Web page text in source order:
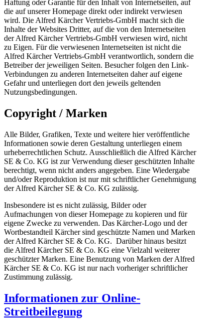
Haftung oder Garantie für den Inhalt von Internetseiten, auf
die auf unserer Homepage direkt oder indirekt verwiesen
wird. Die Alfred Kärcher Vertriebs-GmbH macht sich die
Inhalte der Websites Dritter, auf die von den Internetseiten
der Alfred Kärcher Vertriebs-GmbH verwiesen wird, nicht
zu Eigen. Für die verwiesenen Internetseiten ist nicht die
Alfred Kärcher Vertriebs-GmbH verantwortlich, sondern die
Betreiber der jeweiligen Seiten. Besucher folgen den Link-
Verbindungen zu anderen Internetseiten daher auf eigene
Gefahr und unterliegen dort den jeweils geltenden
Nutzungsbedingungen.
Copyright / Marken
Alle Bilder, Grafiken, Texte und weitere hier veröffentliche
Informationen sowie deren Gestaltung unterliegen einem
urheberrechtlichen Schutz. Ausschließlich die Alfred Kärcher
SE & Co. KG ist zur Verwendung dieser geschützten Inhalte
berechtigt, wenn nicht anders angegeben. Eine Wiedergabe
und/oder Reproduktion ist nur mit schriftlicher Genehmigung
der Alfred Kärcher SE & Co. KG zulässig.
Insbesondere ist es nicht zulässig, Bilder oder
Aufmachungen von dieser Homepage zu kopieren und für
eigene Zwecke zu verwenden. Das Kärcher-Logo und der
Wortbestandteil Kärcher sind geschützte Namen und Marken
der Alfred Kärcher SE & Co. KG. Darüber hinaus besitzt
die Alfred Kärcher SE & Co. KG eine Vielzahl weiterer
geschützter Marken. Eine Benutzung von Marken der Alfred
Kärcher SE & Co. KG ist nur nach vorheriger schriftlicher
Zustimmung zulässig.
Informationen zur Online-
Streitbeilegung